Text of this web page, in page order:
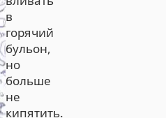
в
горячий
бульон,
но
больше
не
кипятить.